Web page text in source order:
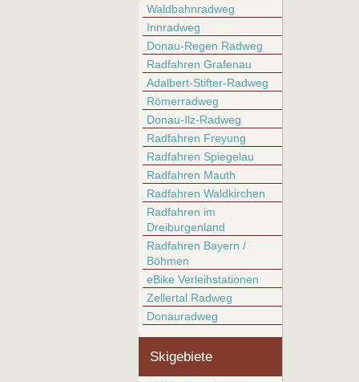
Waldbahnradweg
Innradweg
Donau-Regen Radweg
Radfahren Grafenau
Adalbert-Stifter-Radweg
Römerradweg
Donau-Ilz-Radweg
Radfahren Freyung
Radfahren Spiegelau
Radfahren Mauth
Radfahren Waldkirchen
Radfahren im
Dreiburgenland
Radfahren Bayern /
Böhmen
eBike Verleihstationen
Zellertal Radweg
Donauradweg
Skigebiete